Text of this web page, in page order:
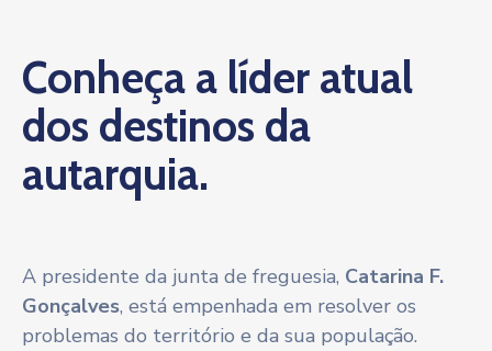
Conheça a líder atual
dos destinos da
autarquia.
A presidente da junta de freguesia, Catarina F.
Gonçalves, está empenhada em resolver os
problemas do território e da sua população.